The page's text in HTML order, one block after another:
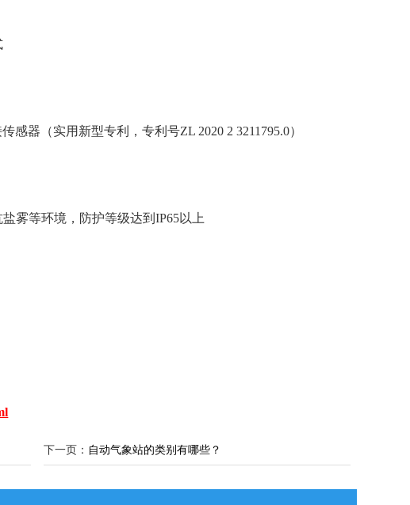
器（实用新型专利，专利号ZL 2020 2 3211795.0）
雾等环境，防护等级达到IP65以上
下一页： 自动气象站的类别有哪些？